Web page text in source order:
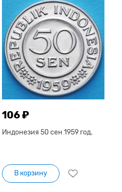
106 ₽
Индонезия 50 сен 1959 год.
В корзину